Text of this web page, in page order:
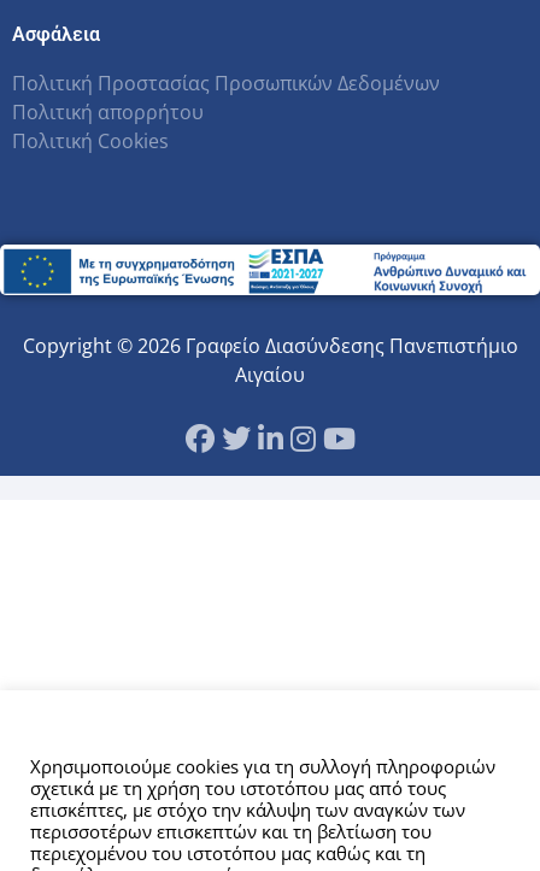
Ασφάλεια
Πολιτική Προστασίας Προσωπικών Δεδομένων
Πολιτική απορρήτου
Πολιτική Cookies
Copyright © 2026 Γραφείο Διασύνδεσης Πανεπιστήμιο
Αιγαίου
Χρησιμοποιούμε cookies για τη συλλογή πληροφοριών
σχετικά με τη χρήση του ιστοτόπου μας από τους
επισκέπτες, με στόχο την κάλυψη των αναγκών των
περισσοτέρων επισκεπτών και τη βελτίωση του
περιεχομένου του ιστοτόπου μας καθώς και τη